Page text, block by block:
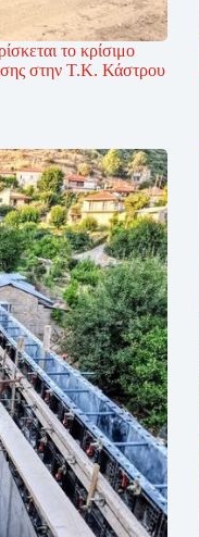
το κρίσιμο
στην Τ.Κ. Κάστρου